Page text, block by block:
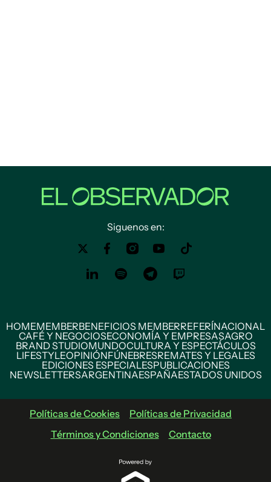
Siguenos en:
HOMEMEMBERBENEFICIOS MEMBERREFERÍNACIONAL
CAFÉ Y NEGOCIOSECONOMÍA Y EMPRESASAGRO
BRAND STUDIOMUNDOCULTURA Y ESPECTÁCULOS
LIFESTYLEOPINIÓNFÚNEBRESREMATES Y LEGALES
EDICIONES ESPECIALESPUBLICACIONES
NEWSLETTERSARGENTINAESPAÑAESTADOS UNIDOS
Políticas de Cookies
Políticas de Privacidad
Términos y Condiciones
Contacto